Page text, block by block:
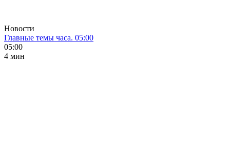
Новости
Главные темы часа. 05:00
05:00
4 мин